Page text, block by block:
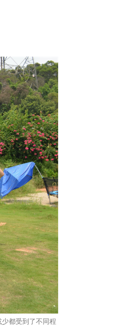
都受到了不同程